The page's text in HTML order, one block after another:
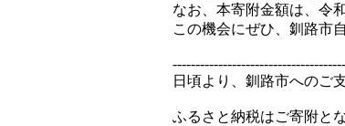
なお、本寄附金額は、令
この機会にぜひ、釧路市
日頃より、釧路市へのご
ふるさと納税はご寄附と